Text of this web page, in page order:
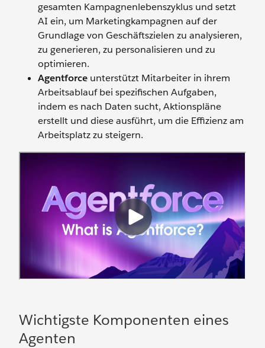
gesamten Kampagnenlebenszyklus und setzt
AI ein, um Marketingkampagnen auf der
Grundlage von Geschäftszielen zu analysieren,
zu generieren, zu personalisieren und zu
optimieren.
Agentforce unterstützt Mitarbeiter in ihrem
Arbeitsablauf bei spezifischen Aufgaben,
indem es nach Daten sucht, Aktionspläne
erstellt und diese ausführt, um die Effizienz am
Arbeitsplatz zu steigern.
Wichtigste Komponenten eines
Agenten